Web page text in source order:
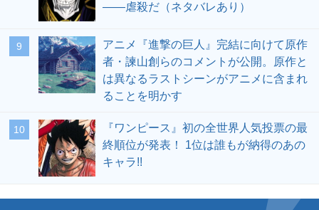
――虐殺だ（ネタバレあり）
アニメ『進撃の巨人』完結に向けて原作
者・諫山創らのコメントが公開。原作と
は異なるラストシーンがアニメに含まれ
ることを明かす
『ワンピース』初の全世界人気投票の最
終順位が発表！ 1位は誰もが納得のあの
キャラ!!